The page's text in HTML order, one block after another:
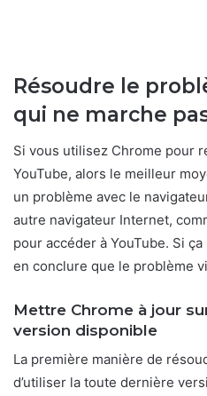
Résoudre le
qui ne marche
Si vous utilisez Chrome pour
YouTube, alors le meilleur
un problème avec le
autre navigateur Internet,
pour accéder à YouTube. Si
en conclure que le problème
Mettre Chrome à jour
version disponible
La première manière de
d’utiliser la toute dernière